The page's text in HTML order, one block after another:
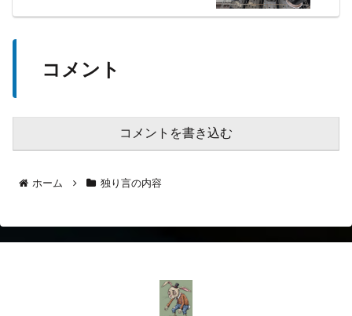
コメント
コメントを書き込む
ホーム 独り言の内容